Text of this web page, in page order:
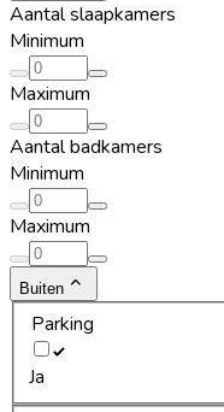
Aantal slaapkamers
Minimum
Maximum
Aantal badkamers
Minimum
Maximum
Buiten
Parking
Ja